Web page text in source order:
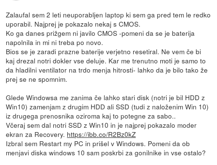
Zalaufal sem 2 leti neuporabljen laptop ki sem ga pred tem le redko
uporabil. Najprej je pokazalo nekaj s CMOS.
Ko ga danes prižgem ni javilo CMOS -pomeni da se je baterija
napolnila in mi ni treba po novo.
Bios se je zaradi prazne baterije verjetno resetiral. Ne vem če bi
kaj drezal notri dokler vse deluje. Kar me trenutno moti je samo to
da hladilni ventilator na trdo menja hitrosti- lahko da je bilo tako že
prej se ne spomnim.
Glede Windowsa me zanima če lahko stari disk (notri je bil HDD z
Win10) zamenjam z drugim HDD ali SSD (tudi z naloženim Win 10)
iz drugega prenosnika oziroma kaj to potegne za sabo..
Včeraj sem dal notri SSD z Win10 in je najprej pokazalo moder
ekran za Recovery. https://ibb.co/R2Bz0kZ
Izbral sem Restart my PC in prišel v Windows. Pomeni da ob
menjavi diska windows 10 sam poskrbi za gonilnike in vse ostalo?